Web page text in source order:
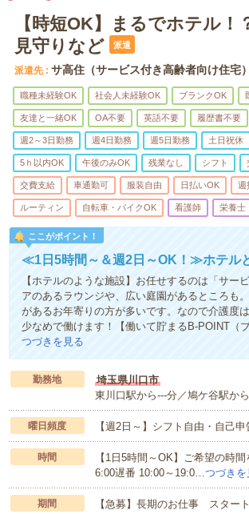
【時短OK】まるでホテル
見守りなど
派遣
派遣先 サ高住（サービス付き高齢者向け住宅
職種未経験OK 社会人未経験OK ブランクOK
友達と一緒OK OA不要 英語不要 履歴書不要
週2～3日勤務 週4日勤務 週5日勤務 土日祝休
5ｈ以内OK 午後のみOK 残業なし シフト
交費支給 車通勤可 服装自由 日払いOK 週
ルーティン 自転車・バイクOK 看護師 栄養士
ここがポイント！
≪1日5時間～＆週2日～OK！≫ホテル
【ホテルのような施設】お任せするのは「サー
アのあるラウンジや、広い庭園があるところも
があるお年寄りの方が多いです。なので介護度
少なめで働けます！【働いて貯まるB-POINT
つづきを見る
勤務地
埼玉県川口市
東川口駅から---分／鳩ケ谷駅か
曜日頻度 【週2日～】シフト自由・自己
時間
【1日5時間～OK】ご希望の時
6:00遅番 10:00～19:0…つづきを
期間 【急募】長期のお仕事 スター